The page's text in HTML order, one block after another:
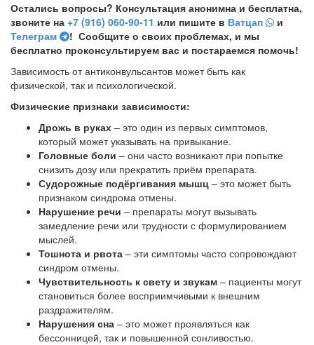
Остались вопросы? Консультация анонимна и бесплатна,
звоните на +7 (916) 060-90-11 или пишите в Ватцап
и
Телеграм
! Сообщите о своих проблемах, и мы
бесплатно проконсультируем вас и постараемся помочь!
Зависимость от антиконвульсантов может быть как
физической, так и психологической.
Физические признаки зависимости:
Дрожь в руках – это один из первых симптомов,
который может указывать на привыкание.
Головные боли – они часто возникают при попытке
снизить дозу или прекратить приём препарата.
Судорожные подёргивания мышц – это может быть
признаком синдрома отмены.
Нарушение речи – препараты могут вызывать
замедление речи или трудности с формулированием
мыслей.
Тошнота и рвота – эти симптомы часто сопровождают
синдром отмены.
Чувствительность к свету и звукам – пациенты могут
становиться более восприимчивыми к внешним
раздражителям.
Нарушения сна – это может проявляться как
бессонницей, так и повышенной сонливостью.